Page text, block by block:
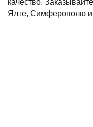
качество.
Ялте, Симферополю и